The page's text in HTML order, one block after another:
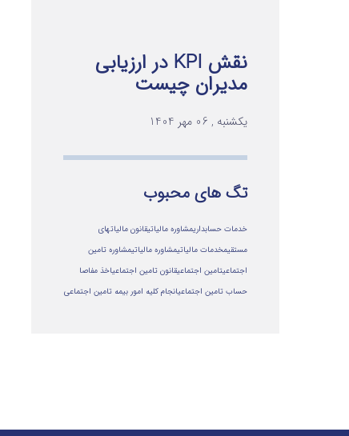
نقش KPI در ارزیابی
مدیران چیست
یکشنبه , 06 مهر 1404
تگ های محبوب
خدمات حسابداریمشاوره مالیاتیقانون مالیاتهای
مستقیمخدمات مالیاتیمشاوره مالياتيمشاوره تامین
اجتماعیتامین اجتماعیقانون تامین اجتماعیاخذ مفاصا
حساب تامین اجتماعیانجام کلیه امور بیمه تامین اجتماعی